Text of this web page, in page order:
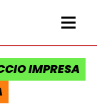
Toscana
IMPRESA